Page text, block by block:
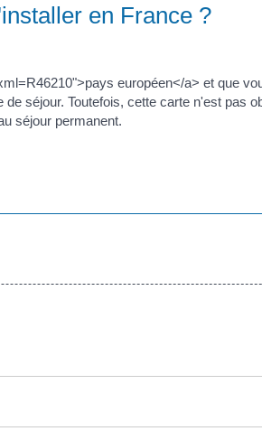
en France ?
européen</a> et que
séjour. Toutefois, cette carte n'est pas
séjour permanent.